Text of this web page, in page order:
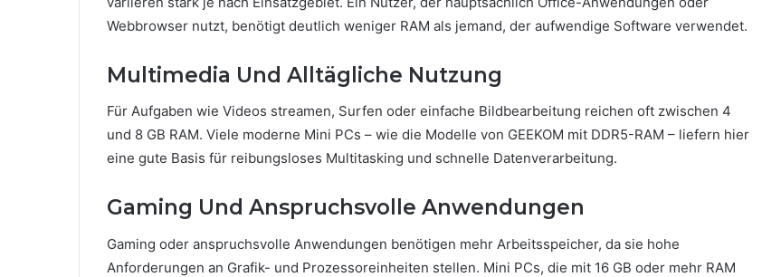
Webbrowser nutzt, benötigt deutlich weniger RAM als jemand, der aufwendige Software verwendet.
Multimedia Und Alltägliche Nutzung
Für Aufgaben wie Videos streamen, Surfen oder einfache Bildbearbeitung reichen oft zwischen 4
und 8 GB RAM. Viele moderne Mini PCs – wie die Modelle von GEEKOM mit DDR5-RAM – liefern hier
eine gute Basis für reibungsloses Multitasking und schnelle Datenverarbeitung.
Gaming Und Anspruchsvolle Anwendungen
Gaming oder anspruchsvolle Anwendungen benötigen mehr Arbeitsspeicher, da sie hohe
Anforderungen an Grafik- und Prozessoreinheiten stellen. Mini PCs, die mit 16 GB oder mehr RAM